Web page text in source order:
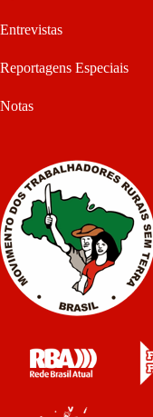
Entrevistas
Reportagens Especiais
Notas